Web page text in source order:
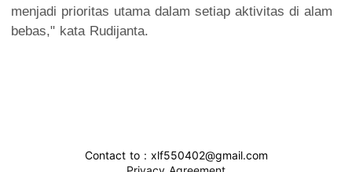
menjadi prioritas utama dalam setiap aktivitas di alam
bebas," kata Rudijanta.
Contact to : xlf550402@gmail.com